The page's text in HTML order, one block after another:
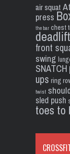
air squat
press
the bar chest
deadlift
front
swing
SNATCH
ups ring
twist
sled push
toes to